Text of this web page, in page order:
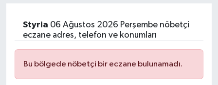
Styria 06 Ağustos 2026 Perşembe nöbetçi
eczane adres, telefon ve konumları
Bu bölgede nöbetçi bir eczane bulunamadı.